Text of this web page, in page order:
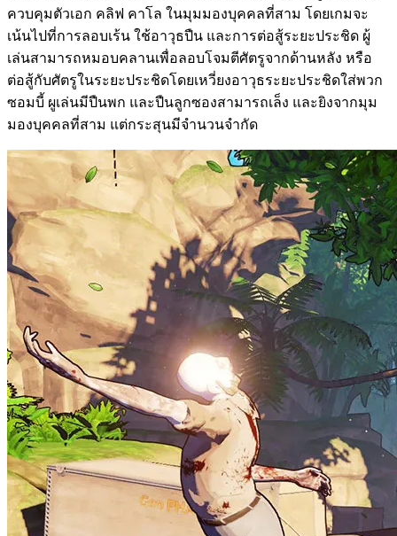
ควบคุมตัวเอก คลิฟ คาโล ในมุมมองบุคคลที่สาม โดยเกมจะ
เน้นไปที่การลอบเร้น ใช้อาวุธปืน และการต่อสู้ระยะประชิด ผู้
เล่นสามารถหมอบคลานเพื่อลอบโจมตีศัตรูจากด้านหลัง หรือ
ต่อสู้กับศัตรูในระยะประชิดโดยเหวี่ยงอาวุธระยะประชิดใส่พวก
ซอมบี้ ผูเล่นมีปืนพก และปืนลูกซองสามารถเล็ง และยิงจากมุม
มองบุคคลที่สาม แต่กระสุนมีจำนวนจำกัด